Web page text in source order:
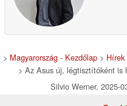
> Magyarország - Kezdőlap > Hírek
> Az Asus új, légtisztítóként is
Silvio Werner, 2025-